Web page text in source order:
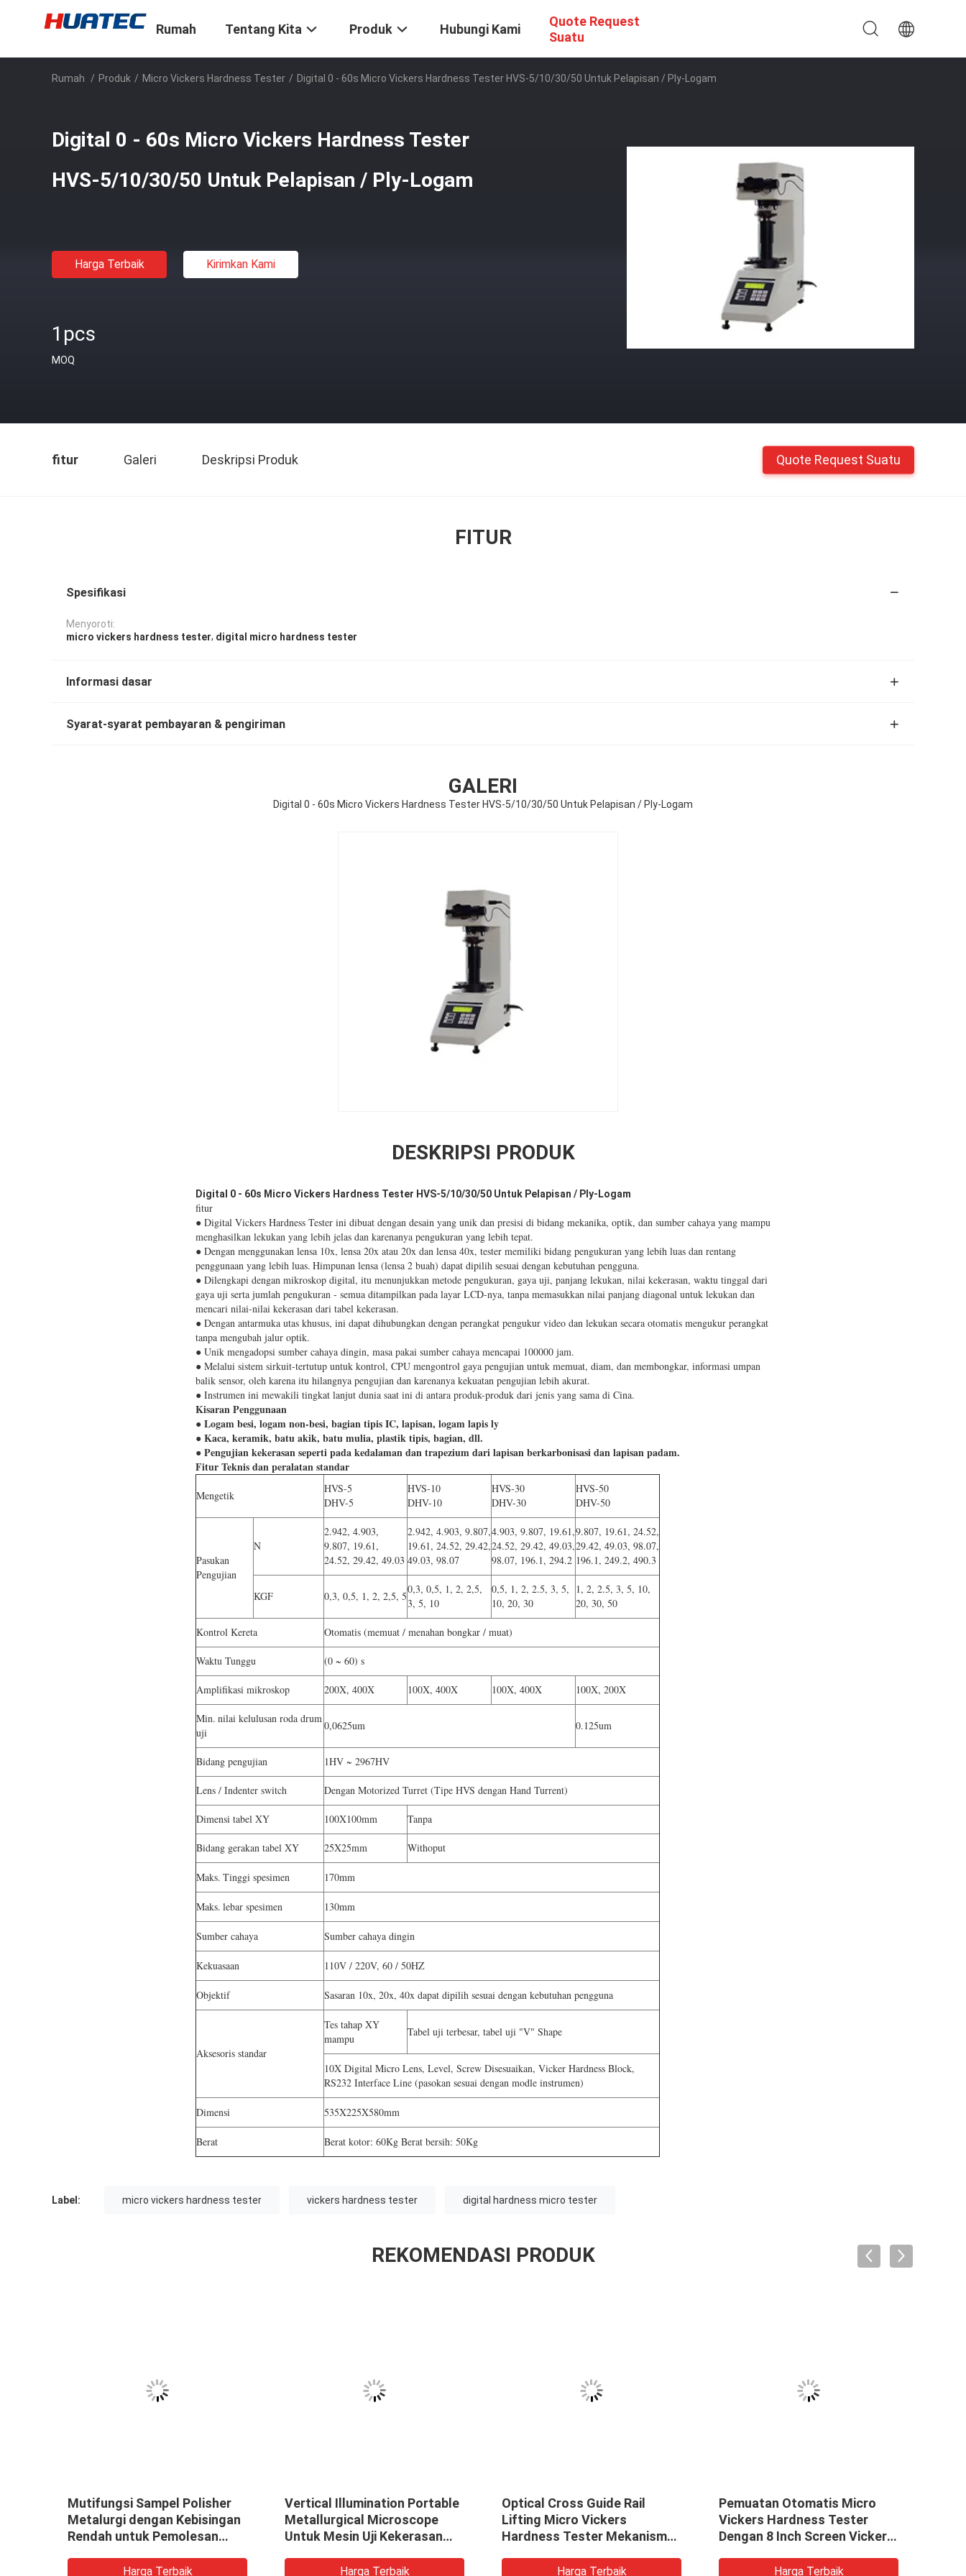
Rumah Tentang Kita Produk Hubungi Kami
Quote Request
Suatu
Rumah / Produk / Micro Vickers Hardness Tester / Digital 0 - 60s Micro Vickers Hardness Tester HVS-5/10/30/50 Untuk Pelapisan / Ply-Logam
Digital 0 - 60s Micro Vickers Hardness Tester
HVS-5/10/30/50 Untuk Pelapisan / Ply-Logam
Harga Terbaik Kirimkan Kami
1pcs
MOQ
fitur Galeri Deskripsi Produk Quote Request Suatu
FITUR
Spesifikasi
Menyoroti:
micro vickers hardness tester, digital micro hardness tester
Informasi dasar
Syarat-syarat pembayaran & pengiriman
GALERI
Digital 0 - 60s Micro Vickers Hardness Tester HVS-5/10/30/50 Untuk Pelapisan / Ply-Logam
DESKRIPSI PRODUK
Digital 0 - 60s Micro Vickers Hardness Tester HVS-5/10/30/50 Untuk Pelapisan / Ply-Logam
fitur
● Digital Vickers Hardness Tester ini dibuat dengan desain yang unik dan presisi di bidang mekanika, optik, dan sumber cahaya yang mampu
menghasilkan lekukan yang lebih jelas dan karenanya pengukuran yang lebih tepat.
● Dengan menggunakan lensa 10x, lensa 20x atau 20x dan lensa 40x, tester memiliki bidang pengukuran yang lebih luas dan rentang
penggunaan yang lebih luas. Himpunan lensa (lensa 2 buah) dapat dipilih sesuai dengan kebutuhan pengguna.
● Dilengkapi dengan mikroskop digital, itu menunjukkan metode pengukuran, gaya uji, panjang lekukan, nilai kekerasan, waktu tinggal dari
gaya uji serta jumlah pengukuran - semua ditampilkan pada layar LCD-nya, tanpa memasukkan nilai panjang diagonal untuk lekukan dan
mencari nilai-nilai kekerasan dari tabel kekerasan.
● Dengan antarmuka utas khusus, ini dapat dihubungkan dengan perangkat pengukur video dan lekukan secara otomatis mengukur perangkat
tanpa mengubah jalur optik.
● Unik mengadopsi sumber cahaya dingin, masa pakai sumber cahaya mencapai 100000 jam.
● Melalui sistem sirkuit-tertutup untuk kontrol, CPU mengontrol gaya pengujian untuk memuat, diam, dan membongkar, informasi umpan
balik sensor, oleh karena itu hilangnya pengujian dan karenanya kekuatan pengujian lebih akurat.
● Instrumen ini mewakili tingkat lanjut dunia saat ini di antara produk-produk dari jenis yang sama di Cina.
Kisaran Penggunaan
● Logam besi, logam non-besi, bagian tipis IC, lapisan, logam lapis ly
● Kaca, keramik, batu akik, batu mulia, plastik tipis, bagian, dll.
● Pengujian kekerasan seperti pada kedalaman dan trapezium dari lapisan berkarbonisasi dan lapisan padam.
Fitur Teknis dan peralatan standar
Mengetik
HVS-5
DHV-5
HVS-10
DHV-10
HVS-30
DHV-30
HVS-50
DHV-50
Pasukan
Pengujian
N
2.942, 4.903,
9.807, 19.61,
24.52, 29.42, 49.03
2.942, 4.903, 9.807,
19.61, 24.52, 29.42,
49.03, 98.07
4.903, 9.807, 19.61,
24.52, 29.42, 49.03,
98.07, 196.1, 294.2
9.807, 19.61, 24.52,
29.42, 49.03, 98.07,
196.1, 249.2, 490.3
KGF 0,3, 0,5, 1, 2, 2,5, 5
0,3, 0,5, 1, 2, 2,5,
3, 5, 10
0,5, 1, 2, 2.5, 3, 5,
10, 20, 30
1, 2, 2.5, 3, 5, 10,
20, 30, 50
Kontrol Kereta Otomatis (memuat / menahan bongkar / muat)
Waktu Tunggu (0 ~ 60) s
Amplifikasi mikroskop 200X, 400X 100X, 400X 100X, 400X 100X, 200X
Min. nilai kelulusan roda drum
uji
0,0625um 0.125um
Bidang pengujian 1HV ~ 2967HV
Lens / Indenter switch Dengan Motorized Turret (Tipe HVS dengan Hand Turrent)
Dimensi tabel XY 100X100mm Tanpa
Bidang gerakan tabel XY 25X25mm Withoput
Maks. Tinggi spesimen 170mm
Maks. lebar spesimen 130mm
Sumber cahaya Sumber cahaya dingin
Kekuasaan 110V / 220V, 60 / 50HZ
Objektif Sasaran 10x, 20x, 40x dapat dipilih sesuai dengan kebutuhan pengguna
Aksesoris standar
Tes tahap XY
mampu
Tabel uji terbesar, tabel uji "V" Shape
10X Digital Micro Lens, Level, Screw Disesuaikan, Vicker Hardness Block,
RS232 Interface Line (pasokan sesuai dengan modle instrumen)
Dimensi 535X225X580mm
Berat Berat kotor: 60Kg Berat bersih: 50Kg
Label: micro vickers hardness tester vickers hardness tester digital hardness micro tester
REKOMENDASI PRODUK
Mutifungsi Sampel Polisher
Metalurgi dengan Kebisingan
Rendah untuk Pemolesan
Harga Terbaik
Vertical Illumination Portable
Metallurgical Microscope
Untuk Mesin Uji Kekerasan
Harga Terbaik
Optical Cross Guide Rail
Lifting Micro Vickers
Hardness Tester Mekanisme
Harga Terbaik
Pemuatan Otomatis Micro
Vickers Hardness Tester
Dengan 8 Inch Screen Vickers
Harga Terbaik